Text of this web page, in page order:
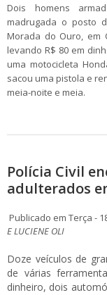
Dois homens
madrugada o posto
Morada do Ouro, em
levando R$ 80 em
uma motocicleta
sacou uma pistola e
meia-noite e meia.
Polícia Civil
adulterados
Publicado em Terça -
E LUCIENE OLI
Doze veículos de
de várias
dinheiro, dois